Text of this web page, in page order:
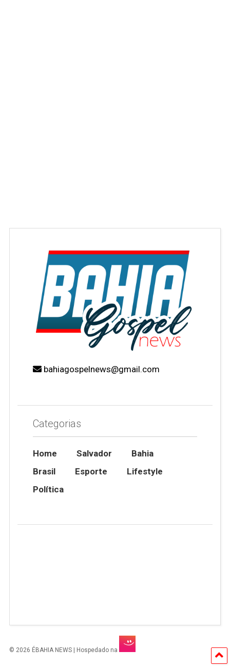
bahiagospelnews@gmail.com
Categorias
Home Salvador
Bahia
Brasil
Esporte
Lifestyle
Política
© 2026 ÉBAHIA NEWS | Hospedado na